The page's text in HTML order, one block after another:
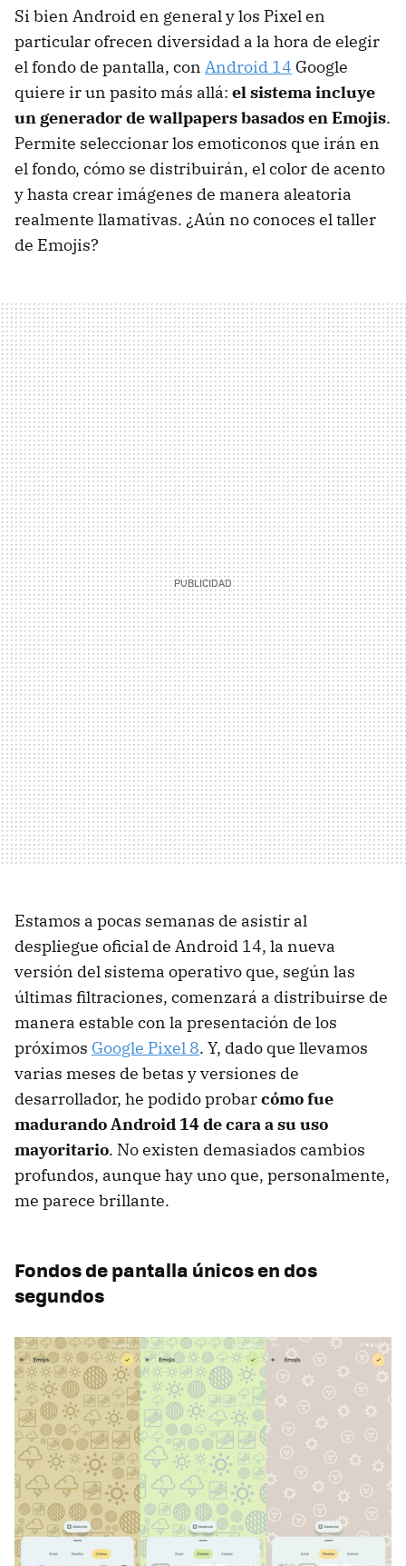
Si bien Android en general y los Pixel en
particular ofrecen diversidad a la hora de elegir
el fondo de pantalla, con Android 14 Google
quiere ir un pasito más allá: el sistema incluye
un generador de wallpapers basados en Emojis.
Permite seleccionar los emoticonos que irán en
el fondo, cómo se distribuirán, el color de acento
y hasta crear imágenes de manera aleatoria
realmente llamativas. ¿Aún no conoces el taller
de Emojis?
Estamos a pocas semanas de asistir al
despliegue oficial de Android 14, la nueva
versión del sistema operativo que, según las
últimas filtraciones, comenzará a distribuirse de
manera estable con la presentación de los
próximos Google Pixel 8. Y, dado que llevamos
varias meses de betas y versiones de
desarrollador, he podido probarcómo fue
madurando Android 14 de cara a su uso
mayoritario. No existen demasiados cambios
profundos, aunque hay uno que, personalmente,
me parece brillante.
Fondos de pantalla únicos en dos
segundos